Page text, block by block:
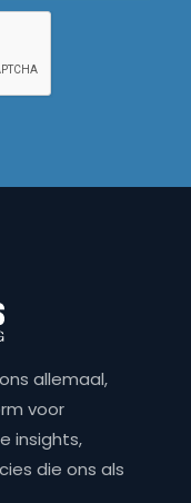
allemaal,
voor
insights,
die ons als